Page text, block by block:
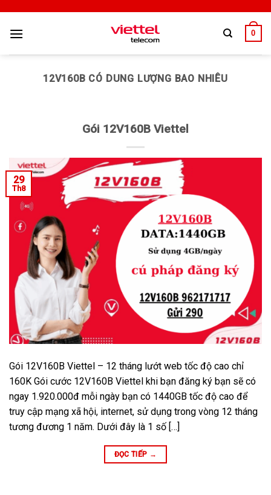
0
12V160B CÓ DUNG LƯỢNG BAO NHIÊU
Gói 12V160B Viettel
29
Th8
Gói 12V160B Viettel – 12 tháng lướt web tốc độ cao chỉ
160K Gói cước 12V160B Viettel khi bạn đăng ký bạn sẽ có
ngay 1.920.000đ mỗi ngày bạn có 1440GB tốc độ cao để
truy cập mạng xã hội, internet, sử dụng trong vòng 12 tháng
tương đương 1 năm. Dưới đây là 1 số […]
ĐỌC TIẾP →